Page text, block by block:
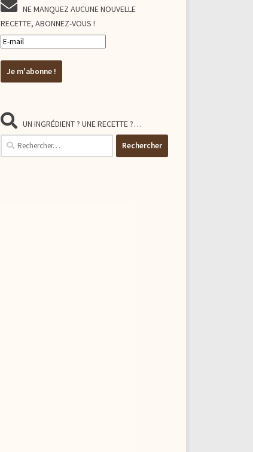
NE MANQUEZ AUCUNE NOUVELLE
RECETTE, ABONNEZ-VOUS !
UN INGRÉDIENT ? UNE RECETTE ?…
Rechercher :